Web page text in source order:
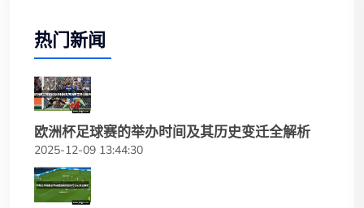
热门新闻
欧洲杯足球赛的举办时间及其历史变迁全解析
2025-12-09 13:44:30